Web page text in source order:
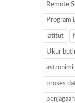
Remote
Program
latitut
Ukur
astronimi
proses
penjagaan